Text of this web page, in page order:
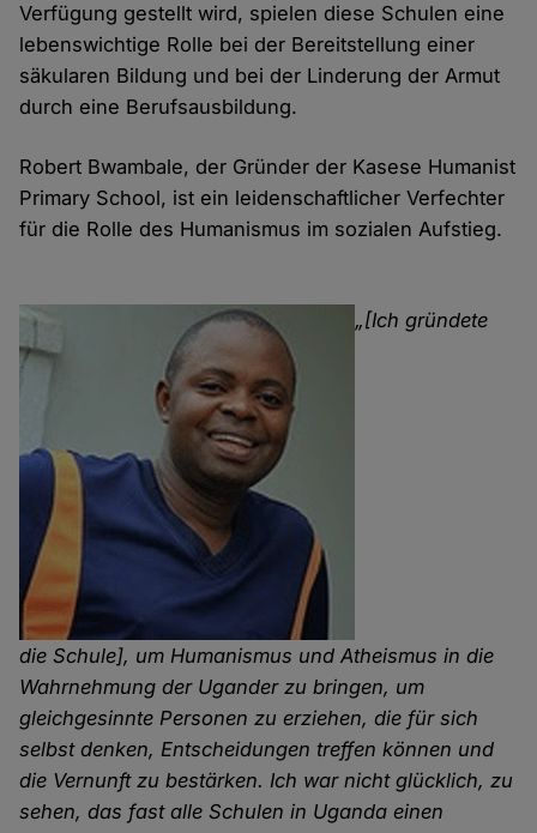
Verfügung gestellt wird, spielen diese Schulen eine
lebenswichtige Rolle bei der Bereitstellung einer
säkularen Bildung und bei der Linderung der Armut
durch eine Berufsausbildung.
Robert Bwambale, der Gründer der Kasese Humanist
Primary School, ist ein leidenschaftlicher Verfechter
für die Rolle des Humanismus im sozialen Aufstieg.
„[Ich gründete
die Schule], um Humanismus und Atheismus in die
Wahrnehmung der Ugander zu bringen, um
gleichgesinnte Personen zu erziehen, die für sich
selbst denken, Entscheidungen treffen können und
die Vernunft zu bestärken. Ich war nicht glücklich, zu
sehen, das fast alle Schulen in Uganda einen